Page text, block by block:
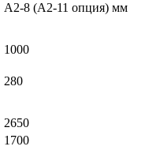
А2-8 (А2-11 опция) мм
1000
280
2650
1700